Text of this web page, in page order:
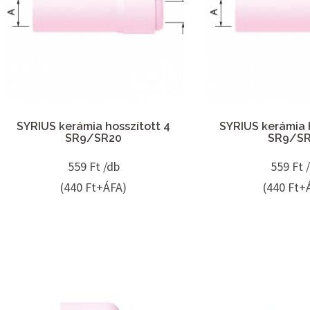
SYRIUS kerámia hosszított 4
SR9/SR20
559 Ft /db
(440 Ft+ÁFA)
SYRIUS
SR9/
559 Ft
(440